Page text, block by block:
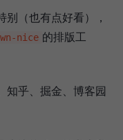
（也有点好看），
nice 的排版工
知乎、掘金、博客园